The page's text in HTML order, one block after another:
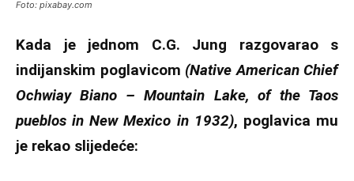
Foto: pixabay.com
Kada je jednom C.G. Jung razgovarao s
indijanskim poglavicom (Native American Chief
Ochwiay Biano – Mountain Lake, of the Taos
pueblos in New Mexico in 1932), poglavica mu
je rekao slijedeće: